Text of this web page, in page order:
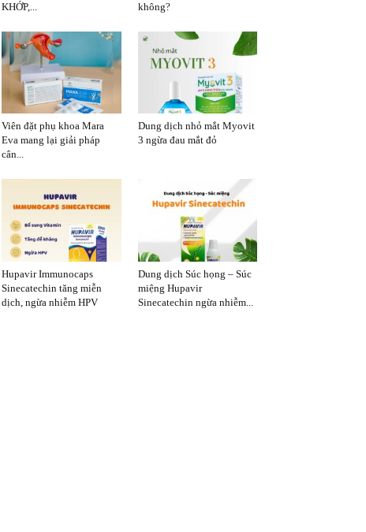
KHỚP,...
không?
Viên đặt phụ khoa Mara
Eva mang lại giải pháp
cân...
Dung dịch nhỏ mắt Myovit
3 ngừa đau mắt đỏ
Hupavir Immunocaps
Sinecatechin tăng miễn
dịch, ngừa nhiễm HPV
Dung dịch Súc họng – Súc
miệng Hupavir
Sinecatechin ngừa nhiễm...